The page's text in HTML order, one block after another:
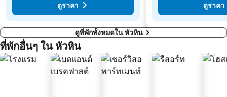
ดูราคา
ดูราคา
ดูที่พักทั้งหมดใน หัวหิน
ที่พักอื่นๆ ใน หัวหิน